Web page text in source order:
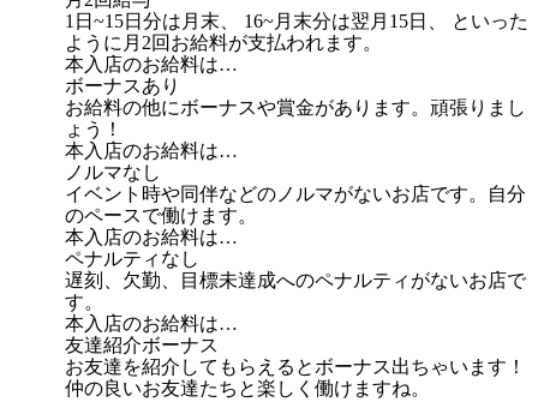
1日~15日分は月末、 16~月末分は翌月15日、 といった
ように月2回お給料が支払われます。
本入店のお給料は…
ボーナスあり
お給料の他にボーナスや賞金があります。頑張りまし
ょう！
本入店のお給料は…
ノルマなし
イベント時や同伴などのノルマがないお店です。自分
のペースで働けます。
本入店のお給料は…
ペナルティなし
遅刻、欠勤、目標未達成へのペナルティがないお店で
す。
本入店のお給料は…
友達紹介ボーナス
お友達を紹介してもらえるとボーナス出ちゃいます！
仲の良いお友達たちと楽しく働けますね。